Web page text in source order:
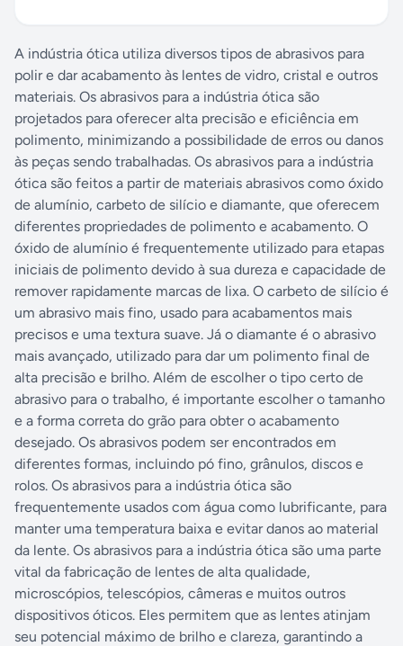
A indústria ótica utiliza diversos tipos de abrasivos para
polir e dar acabamento às lentes de vidro, cristal e outros
materiais. Os abrasivos para a indústria ótica são
projetados para oferecer alta precisão e eficiência em
polimento, minimizando a possibilidade de erros ou danos
às peças sendo trabalhadas. Os abrasivos para a indústria
ótica são feitos a partir de materiais abrasivos como óxido
de alumínio, carbeto de silício e diamante, que oferecem
diferentes propriedades de polimento e acabamento. O
óxido de alumínio é frequentemente utilizado para etapas
iniciais de polimento devido à sua dureza e capacidade de
remover rapidamente marcas de lixa. O carbeto de silício é
um abrasivo mais fino, usado para acabamentos mais
precisos e uma textura suave. Já o diamante é o abrasivo
mais avançado, utilizado para dar um polimento final de
alta precisão e brilho. Além de escolher o tipo certo de
abrasivo para o trabalho, é importante escolher o tamanho
e a forma correta do grão para obter o acabamento
desejado. Os abrasivos podem ser encontrados em
diferentes formas, incluindo pó fino, grânulos, discos e
rolos. Os abrasivos para a indústria ótica são
frequentemente usados ​​com água como lubrificante, para
manter uma temperatura baixa e evitar danos ao material
da lente. Os abrasivos para a indústria ótica são uma parte
vital da fabricação de lentes de alta qualidade,
microscópios, telescópios, câmeras e muitos outros
dispositivos óticos. Eles permitem que as lentes atinjam
seu potencial máximo de brilho e clareza, garantindo a